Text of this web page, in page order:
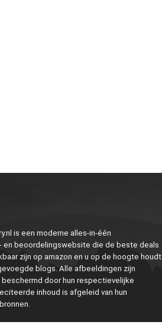
is een moderne alles-in-één
en beoordelingswebsite die de beste deals
zijn op amazon en u op de hoogte houdt
blogs. Alle afbeeldingen zijn
door hun respectievelijke
inhoud is afgeleid van hun